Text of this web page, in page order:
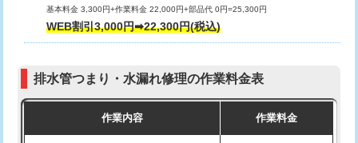
モルタル補修（厚さ10㎝超え）
追加人工 16,500円
現場見積
交換・取付(排水栓・排水トラップ
交換・取付（その他部品） 11,000円+材料費
持込商品取付（単水栓） 13,200円
持込商品取付（混合水栓） 16,500円
基本料金 3,300円+作業料金 22,000円+部品代 0円=25,300円
WEB割引3,000円➡22,300円(税込)
排水管つまり・水漏れ修理の作業料金表
作業内容 作業料金